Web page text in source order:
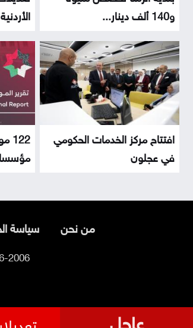
و140 ألف دينار...
افتتاح مركز الخدمات الحكومي
في عجلون
من نحن سياسة
2026-2006 جميع الحقوق
عاجل